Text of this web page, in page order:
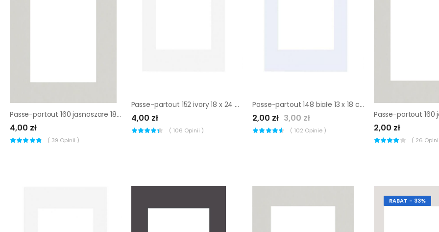
Passe-partout 160 jasnoszare 18 x 24 cm
4,00 zł
( 39 Opinii )
Passe-partout 152 ivory 18 x 24 cm
4,00 zł
( 106 Opinii )
Passe-partout 148 białe 13 x 18 cm
2,00 zł 3,00 zł
( 102 Opinie ) 2,00 zł
( 26
RABAT - 33%